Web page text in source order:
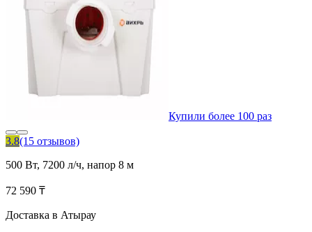
Купили более 100 раз
3.8(15 отзывов)
500 Вт, 7200 л/ч, напор 8 м
72 590 ₸
Доставка в Атырау